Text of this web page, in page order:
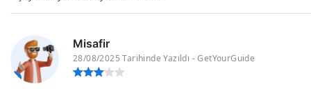
Misafir
28/08/2025 Tarihinde Yazıldı - GetYourGuide